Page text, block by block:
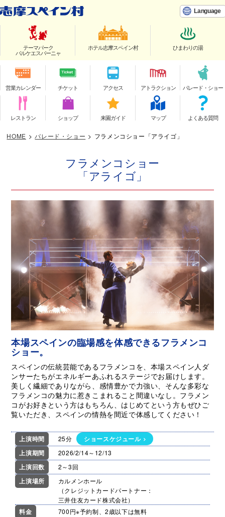
Language
テーマパーク
パルケエスパーニャ
ホテル志摩スペイン村 ひまわりの湯
営業カレンダー チケット アクセス アトラクション パレード・ショー
レストラン ショップ 来園ガイド マップ よくある質問
HOME > パレード・ショー > フラメンコショー「アライゴ」
フラメンコショー
「アライゴ」
本場スペインの臨場感を体感できるフラメンコ
ショー。
スペインの伝統芸能であるフラメンコを、本場スペイン人ダ
ンサーたちがエネルギーあふれるステージでお届けします。
美しく繊細でありながら、感情豊かで力強い、そんな多彩な
フラメンコの魅力に惹きこまれること間違いなし。フラメン
コがお好きという方はもちろん、はじめてという方もぜひご
覧いただき、スペインの情熱を間近で体感してください！
上演時間 25分
ショースケジュール
上演期間
2026/2/14～12/13
上演回数 2～3回
上演場所
カルメンホール
（クレジットカードパートナー：
三井住友カード株式会社）
料金 700円※予約制、2歳以下は無料